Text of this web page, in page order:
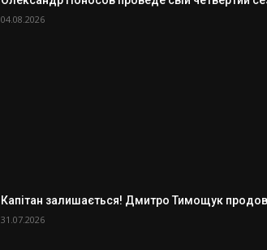
04.08.2026
Капітан залишається! Дмитро Тимощук
31.07.2026